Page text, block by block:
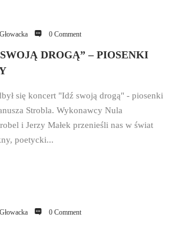
0 Comment
DROGĄ” – PIOSENKI
się koncert "Idź swoją drogą" - piosenki
Strobla. Wykonawcy Nula
i Jerzy Małek przenieśli nas w świat
poetycki...
0 Comment